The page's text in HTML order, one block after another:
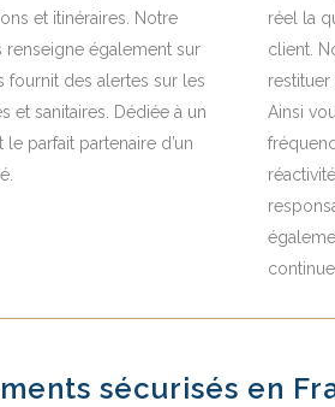
et itinéraires. Notre
également sur
fournit des alertes sur les
et sanitaires. Dédiée à un
parfait partenaire d’un
réel la
client.
restituer
Ainsi
sécurisés en